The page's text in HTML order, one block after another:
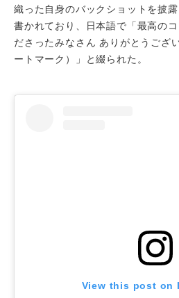
織った自身のバックショットを披
書かれており、日本語で「最高の
ださったみなさん ありがとうござ
ートマーク）」と綴られた。
View this post on